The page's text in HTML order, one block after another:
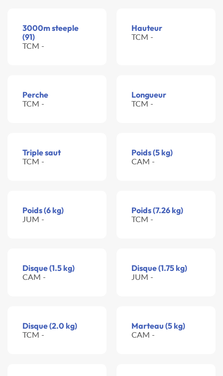
3000m steeple
(91)
TCM -
Hauteur
TCM -
Perche
TCM -
Longueur
TCM -
Triple saut
TCM -
Poids (5 kg)
CAM -
Poids (6 kg)
JUM -
Poids (7.26 kg)
TCM -
Disque (1.5 kg)
CAM -
Disque (1.75 kg)
JUM -
Disque (2.0 kg)
TCM -
Marteau (5 kg)
CAM -